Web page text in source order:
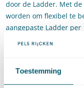
Toestemming
door de Ladder. Met
worden om flexibel te
aangepaste Ladder
treden, nog vóór de
ingegaan op welke